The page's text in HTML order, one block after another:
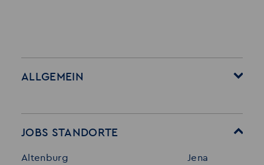
ALLGEMEIN
Stellenangebote
Referenzen
JOBS STANDORTE
Altenburg
Jena